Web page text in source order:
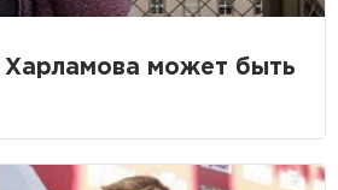
Харламова может быть